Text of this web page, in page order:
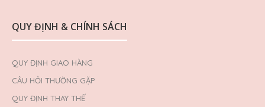
QUY ĐỊNH & CHÍNH SÁCH
QUY ĐỊNH GIAO HÀNG
CÂU HỎI THƯỜNG GẶP
QUY ĐỊNH THAY THẾ